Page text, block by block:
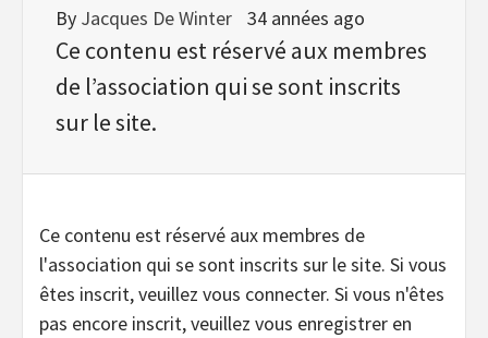
By Jacques De Winter 34 années ago
Ce contenu est réservé aux membres
de l’association qui se sont inscrits
sur le site.
Ce contenu est réservé aux membres de
l'association qui se sont inscrits sur le site. Si vous
êtes inscrit, veuillez vous connecter. Si vous n'êtes
pas encore inscrit, veuillez vous enregistrer en